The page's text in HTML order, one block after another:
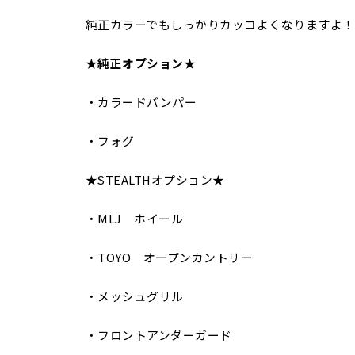
純正カラーでもしっかりカッコよくなりますよ
★純正オプション★
・カラードバンパー
・フォグ
★STEALTHオプション★
・MLJ ホイール
・TOYO オープンカントリー
・メッシュグリル
・フロントアンダーガード